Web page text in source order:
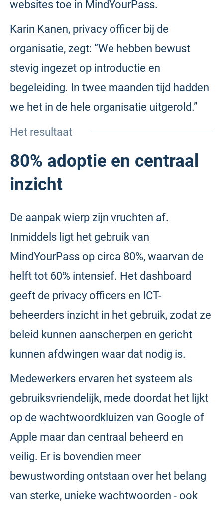
websites toe in MindYourPass.
Karin Kanen, privacy officer bij de
organisatie, zegt: “We hebben bewust
stevig ingezet op introductie en
begeleiding. In twee maanden tijd hadden
we het in de hele organisatie uitgerold.”
Het resultaat
80% adoptie en centraal
inzicht
De aanpak wierp zijn vruchten af.
Inmiddels ligt het gebruik van
MindYourPass op circa 80%, waarvan de
helft tot 60% intensief. Het dashboard
geeft de privacy officers en ICT-
beheerders inzicht in het gebruik, zodat ze
beleid kunnen aanscherpen en gericht
kunnen afdwingen waar dat nodig is.
Medewerkers ervaren het systeem als
gebruiksvriendelijk, mede doordat het lijkt
op de wachtwoordkluizen van Google of
Apple maar dan centraal beheerd en
veilig. Er is bovendien meer
bewustwording ontstaan over het belang
van sterke, unieke wachtwoorden - ook